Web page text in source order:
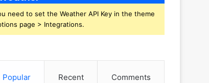
need to set the Weather API Key in the theme
page > Integrations.
Popular Recent Comments